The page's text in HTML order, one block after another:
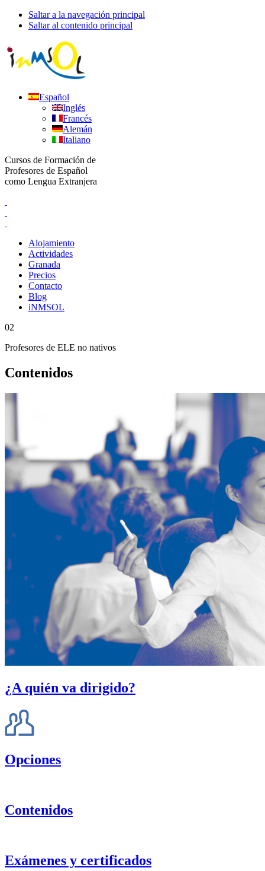
Saltar a la navegación principal
Saltar al contenido principal
Español
Inglés
Francés
Alemán
Italiano
Cursos de Formación de
Profesores de Español
como Lengua Extranjera
Alojamiento
Actividades
Granada
Precios
Contacto
Blog
iNMSOL
02
Profesores de ELE no nativos
Contenidos
¿A quién va dirigido?
Opciones
Contenidos
Exámenes y certificados